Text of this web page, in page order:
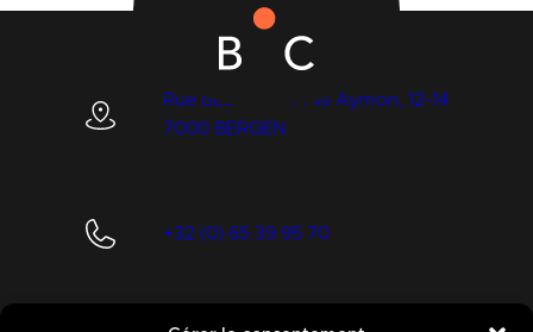
Rue des Quatre Fils Aymon, 12-14
7000 BERGEN
+32 (0) 65 39 95 70